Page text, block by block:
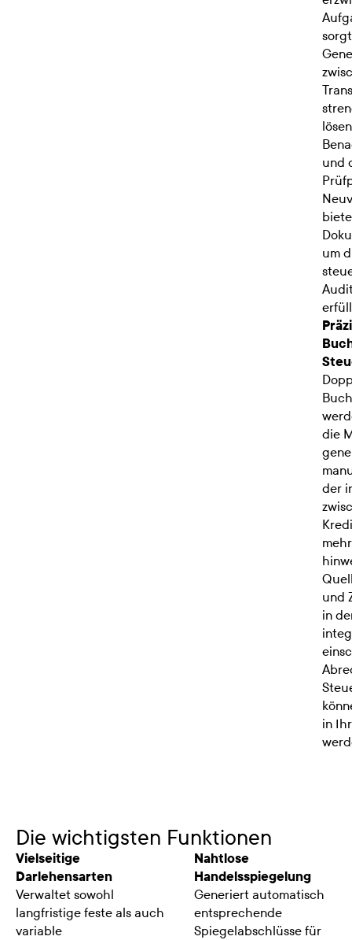
und
um
die
der
und
in
in
Die wichtigsten Funktionen
Vielseitige
Darlehensarten
Verwaltet sowohl
langfristige feste als auch
variable
Nahtlose
Handelsspiegelung
Generiert automatisch
entsprechende
Spiegelabschlüsse für